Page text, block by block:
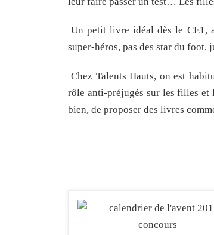
Un petit livre idéal dès le CE1,
super-héros, pas des star du foot,
Chez Talents Hauts, on est
rôle anti-préjugés sur les filles et
bien, de proposer des livres